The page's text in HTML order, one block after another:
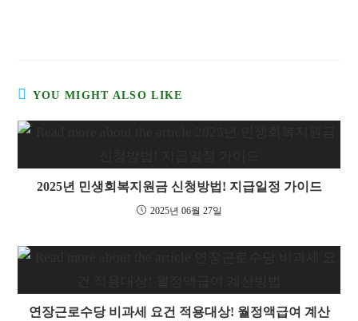
YOU MIGHT ALSO LIKE
2025년 민생회복지원금 신청방법! 지급일정 가이드
2025년 06월 27일
연장근로수당 비과세 요건 적용대상! 월정액급여 계산